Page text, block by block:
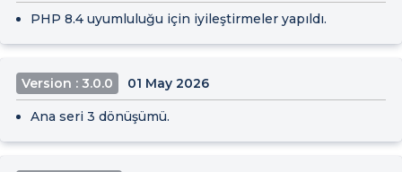
PHP 8.4 uyumluluğu için iyileştirmeler yapıldı.
Version : 3.0.0 01 May 2026
Ana seri 3 dönüşümü.